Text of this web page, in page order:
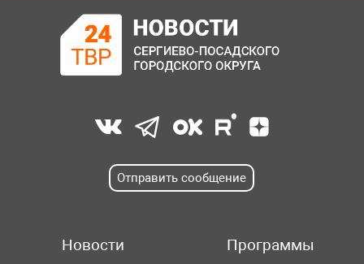
Отправить сообщение
Новости
Программы